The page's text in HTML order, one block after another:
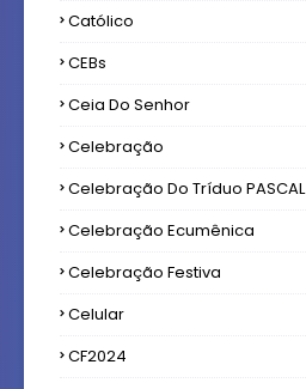
Católico
CEBs
Ceia Do Senhor
Celebração
Celebração Do Tríduo PASCAL
Celebração Ecumênica
Celebração Festiva
Celular
CF2024